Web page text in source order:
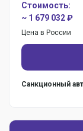
Стоимость:
~ 1 679 032 ₽
Цена в России
Санкционный